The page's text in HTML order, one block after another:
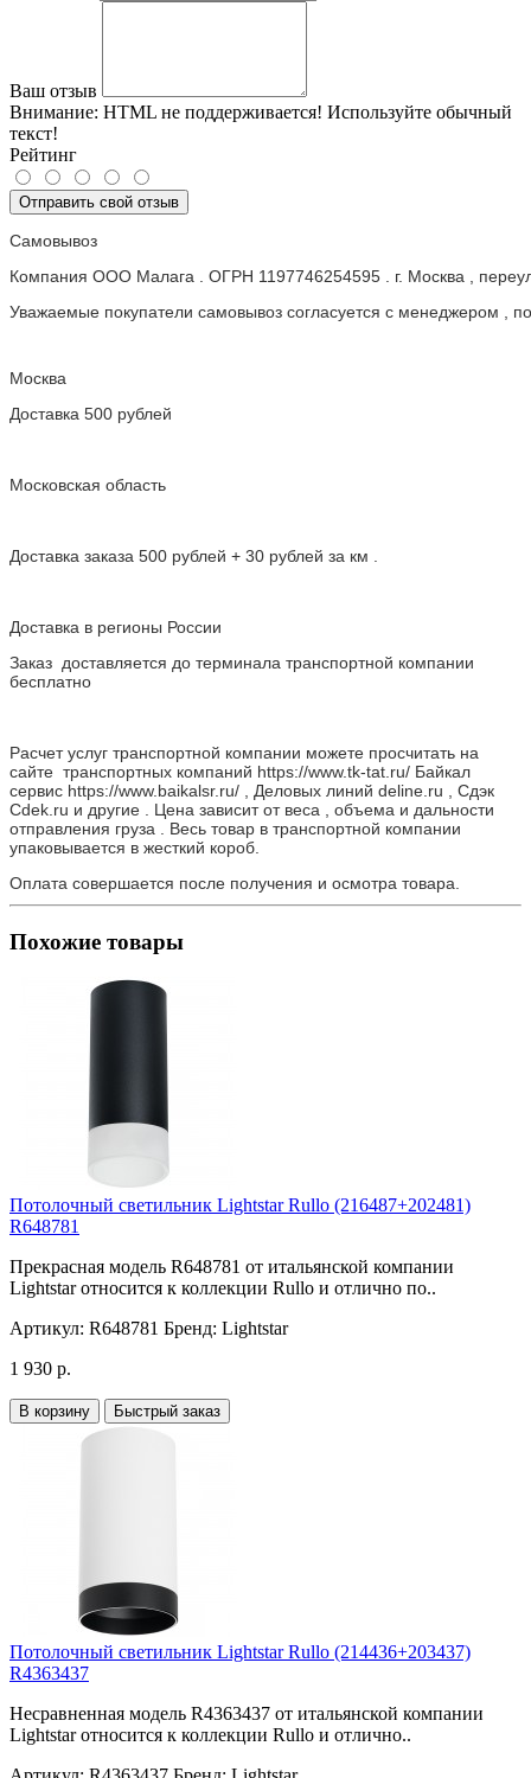
Ваш отзыв
Внимание: HTML не поддерживается! Используйте обычный
текст!
Рейтинг
Отправить свой отзыв
Самовывоз
Компания ООО Малага . ОГРН 1197746254595 . г. Москва ,
Уважаемые покупатели самовывоз согласуется с менеджером ,
Москва
Доставка 500 рублей
Московская область
Доставка заказа 500 рублей + 30 рублей за км .
Доставка в регионы России
Заказ доставляется до терминала транспортной компании
бесплатно
Расчет услуг транспортной компании можете просчитать на
сайте транспортных компаний https://www.tk-tat.ru/ Байкал
сервис https://www.baikalsr.ru/ , Деловых линий deline.ru , Сдэк
Cdek.ru и другие . Цена зависит от веса , объема и дальности
отправления груза . Весь товар в транспортной компании
упаковывается в жесткий короб.
Оплата совершается после получения и осмотра товара.
Похожие товары
Потолочный светильник Lightstar Rullo (216487+202481)
R648781
Прекрасная модель R648781 от итальянской компании
Lightstar относится к коллекции Rullo и отлично по..
Артикул: R648781 Бренд: Lightstar
1 930 р.
В корзину Быстрый заказ
Потолочный светильник Lightstar Rullo (214436+203437)
R4363437
Несравненная модель R4363437 от итальянской компании
Lightstar относится к коллекции Rullo и отлично..